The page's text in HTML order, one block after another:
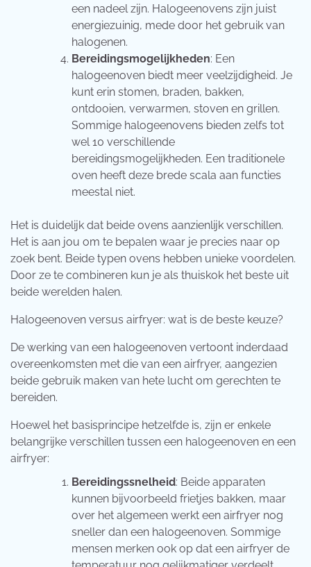
een nadeel zijn. Halogeenovens zijn juist
energiezuinig, mede door het gebruik van
halogenen.
Bereidingsmogelijkheden: Een
halogeenoven biedt meer veelzijdigheid. Je
kunt erin stomen, braden, bakken,
ontdooien, verwarmen, stoven en grillen.
Sommige halogeenovens bieden zelfs tot
wel 10 verschillende
bereidingsmogelijkheden. Een traditionele
oven heeft deze brede scala aan functies
meestal niet.
Het is duidelijk dat beide ovens aanzienlijk verschillen.
Het is aan jou om te bepalen waar je precies naar op
zoek bent. Beide typen ovens hebben unieke voordelen.
Door ze te combineren kun je als thuiskok het beste uit
beide werelden halen.
Halogeenoven versus airfryer: wat is de beste keuze?
De werking van een halogeenoven vertoont inderdaad
overeenkomsten met die van een airfryer, aangezien
beide gebruik maken van hete lucht om gerechten te
bereiden.
Hoewel het basisprincipe hetzelfde is, zijn er enkele
belangrijke verschillen tussen een halogeenoven en een
airfryer:
Bereidingssnelheid: Beide apparaten
kunnen bijvoorbeeld frietjes bakken, maar
over het algemeen werkt een airfryer nog
sneller dan een halogeenoven. Sommige
mensen merken ook op dat een airfryer de